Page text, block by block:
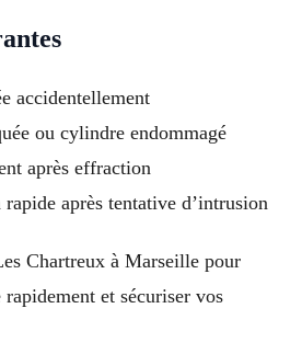
accidentellement
ou cylindre endommagé
après effraction
rapide après tentative d’intrusion
Chartreux à Marseille pour
et sécuriser vos